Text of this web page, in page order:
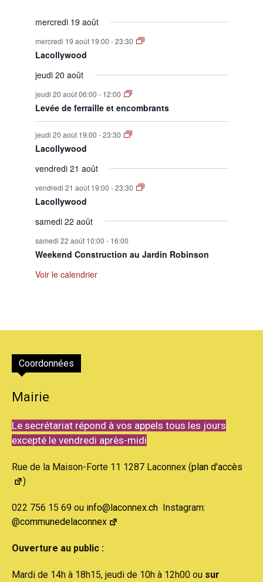
mercredi 19 août
mercredi 19 août 19:00 -23:30
Lacollywood
jeudi 20 août
jeudi 20 août 06:00 - 12:00
Levée de ferraille et encombrants
jeudi 20 août 19:00 -23:30
Lacollywood
vendredi 21 août
vendredi 21 août 19:00 -23:30
Lacollywood
samedi 22 août
samedi 22 août 10:00 - 16:00
Weekend Construction au Jardin Robinson
Voir le calendrier
Coordonnées
Mairie
Le secrétariat répond à vos appels tous les jours
excepté le vendredi après-midi
Rue de la Maison-Forte 11 1287 Laconnex (plan d'accès
)
022 756 15 69 ou info@laconnex.ch Instagram:
@communedelaconnex
Ouverture au public :
Mardi de 14h à 18h15, jeudi de 10h à 12h00 ou sur